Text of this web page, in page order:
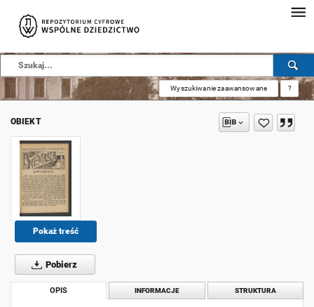
Wyszukiwanie zaawansowane ?
OBIEKT
Pokaż treść
Pobierz
OPIS INFORMACJE STRUKTURA